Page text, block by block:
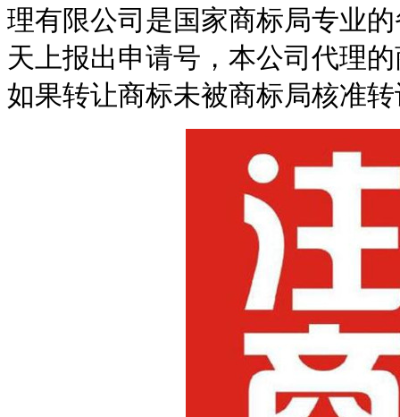
理有限公司是国家商标局专业
天上报出申请号，本公司代理
如果转让商标未被商标局核准